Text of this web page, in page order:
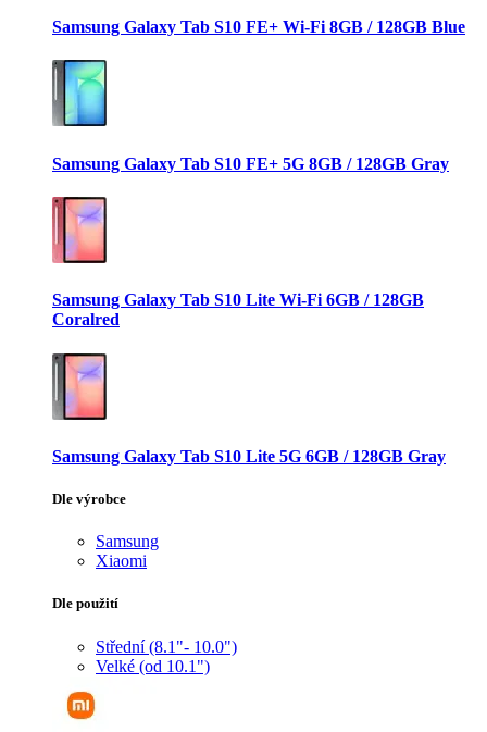
Samsung Galaxy Tab S10 FE+ Wi-Fi 8GB / 128GB Blue
Samsung Galaxy Tab S10 FE+ 5G 8GB / 128GB Gray
Samsung Galaxy Tab S10 Lite Wi-Fi 6GB / 128GB
Coralred
Samsung Galaxy Tab S10 Lite 5G 6GB / 128GB Gray
Dle výrobce
Samsung
Xiaomi
Dle použití
Střední (8.1"- 10.0")
Velké (od 10.1")